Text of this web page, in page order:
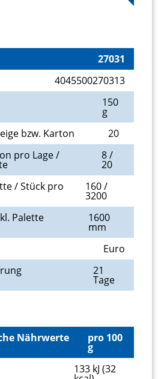
27031
4045500270313
150
g
bzw. Karton
20
pro Lage /
8 /
20
/ Stück pro
160 /
3200
Palette
1600
mm
Euro
21
Tage
Nährwerte pro 100
g
133 kJ (32